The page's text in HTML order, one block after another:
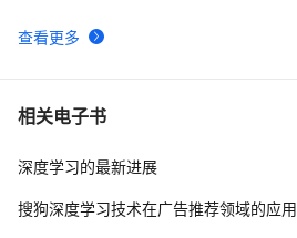
查看更多
相关电子书
深度学习的最新进展
搜狗深度学习技术在广告推荐领域的应用